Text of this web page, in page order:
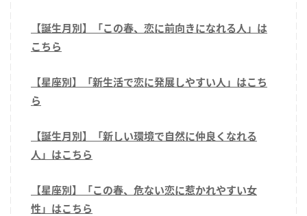
【誕生月別】「この春、恋に前向きになれる人」は
こちら
【星座別】「新生活で恋に発展しやすい人」はこち
ら
【誕生月別】「新しい環境で自然に仲良くなれる
人」はこちら
【星座別】「この春、危ない恋に惹かれやすい女
性」はこちら